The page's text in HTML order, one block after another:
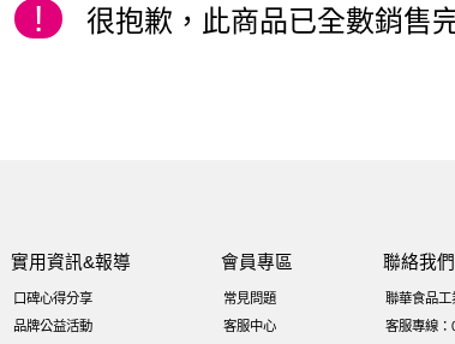
! 很抱歉，此商品已全數銷售
實用資訊&報導
口碑心得分享
品牌公益活動
會員專區
常見問題
客服中心
聯絡我們
聯華食品工
客服專線：